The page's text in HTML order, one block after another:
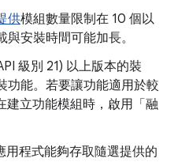
供模組數量限制在 10 個以
安裝時間可能加長。
級別 21) 以上版本的裝
功能。若要讓功能適用於較
建立功能模組時，啟用「融
用程式能夠存取隨選提供的